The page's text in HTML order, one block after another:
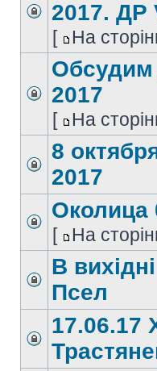
2017. ДР
[ На
Обсудим
2017
[ На
8
2017
Околица
[ На
В
Псeл
17.06.17